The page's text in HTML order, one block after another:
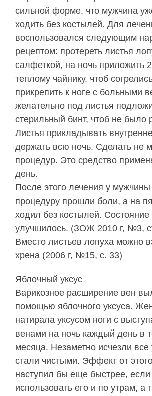
сильной форме, что мужчина
ходить без костылей. Для
воспользовался следующим
рецептом: протереть листья
салфеткой, на ночь приложить
теплому чайнику, чтоб
прикрепить к ноге с больными
желательно под листья
стерильный бинт, чтоб не было
Листья прикладывать
держать всю ночь. Сделать не
процедур. Это средство
день.
После этого лечения у
процедуру прошли боли, а на
ходил без костылей. Состояние
улучшилось. (ЗОЖ 2010 г, №3,
Вместо листьев лопуха можно
хрена (2006 г, №15, с. 33)
Яблочный уксус
Варикозное расширение вен
помощью яблочного уксуса.
натирала уксусом ноги с
венами на ночь каждый день в
месяца. Незаметно исчезли все
стали чистыми. Эффект от
наступил бы еще быстрее, если
использовать его и по утрам, а